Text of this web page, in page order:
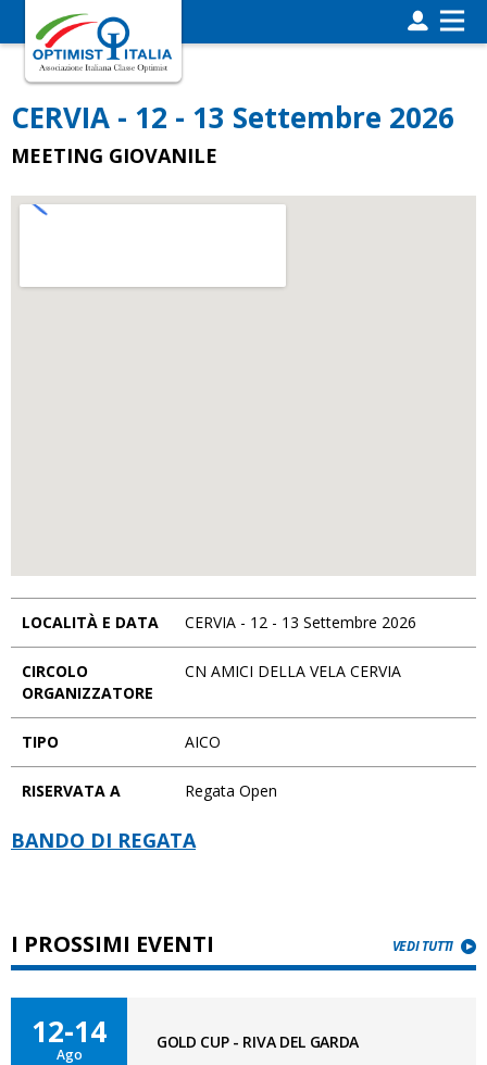
CERVIA - 12 - 13 Settembre 2026
MEETING GIOVANILE
LOCALITÀ E DATA CERVIA - 12 - 13 Settembre 2026
CIRCOLO
ORGANIZZATORE
CN AMICI DELLA VELA CERVIA
TIPO AICO
RISERVATA A Regata Open
BANDO DI REGATA
I PROSSIMI EVENTI VEDI TUTTI
12-14
Ago
GOLD CUP - RIVA DEL GARDA